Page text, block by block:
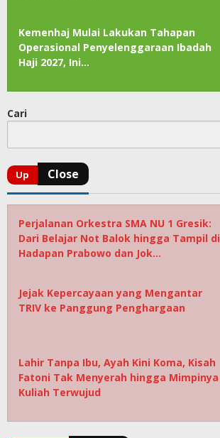
Kemenhaj Mulai Lakukan Tahapan
Operasional Penyelenggaraan Ibadah
Haji 2027, Ini…
Cari
Perjalanan Orkestra SMA NU 1 Gresik:
Dari Belajar Not Balok hingga Tampil di
Hadapan Prabowo dan Jok…
Jejak Kepercayaan yang Mengantar
TRIV ke Panggung Penghargaan
Lahir Tanpa Ibu, Ayah Kini Koma, Kisah
Fatoni Tak Menyerah hingga Mimpinya
Kuliah Terwujud